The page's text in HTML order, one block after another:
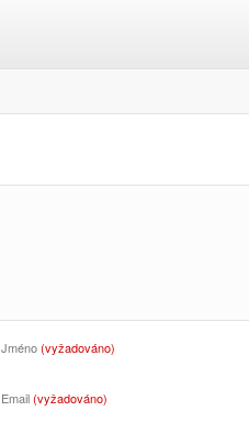
Jméno(vyžadováno)
Email(vyžadováno)